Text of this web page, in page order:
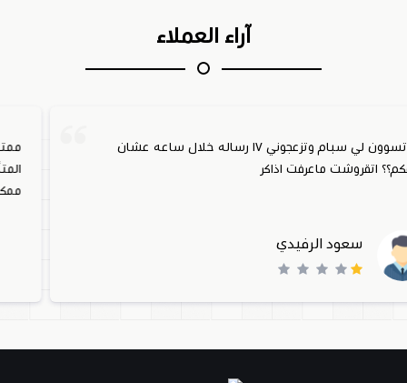
آراء العملاء
ممتازة كجودة و اداءها و اللون ١٠/١٠ لكن عندي
المتأخر ارجو العمل والتحسين في التنفيذ و الاستلام في